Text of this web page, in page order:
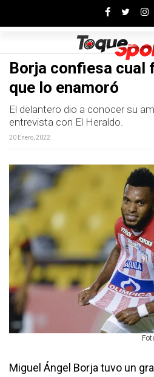
Borja confiesa cual
que lo enamoró
El delantero dio a conocer su
entrevista con El Heraldo.
20 Enero, 2022
Miguel Ángel Borja tuvo un